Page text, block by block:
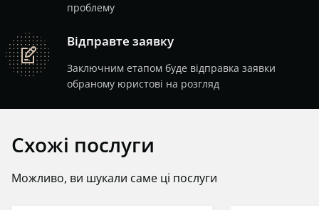
проблему
note
Відправте заявку
Заключним етапом буде відправка заявки
обраному юристові на розгляд
Схожі послуги
Можливо, ви шукали саме ці послуги